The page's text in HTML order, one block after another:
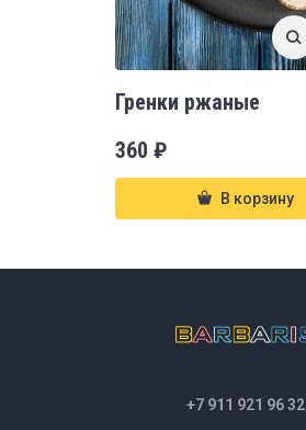
Гренки ржаные
360 ₽
В корзину
+7 911 921 96 32